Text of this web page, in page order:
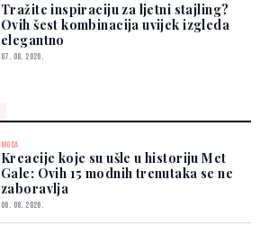
Tražite inspiraciju za ljetni stajling?
Ovih šest kombinacija uvijek izgleda
elegantno
07. 08. 2026.
MODA
Kreacije koje su ušle u historiju Met
Gale: Ovih 15 modnih trenutaka se ne
zaboravlja
06. 08. 2026.